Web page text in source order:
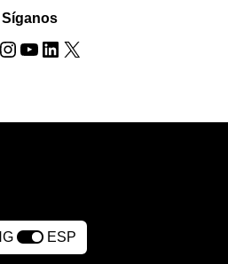
Síganos
Instagram YouTube LinkedIn X
ESP